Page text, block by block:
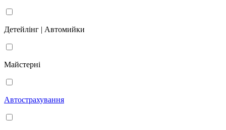
Детейлінг | Автомийки
Майстерні
Автострахування